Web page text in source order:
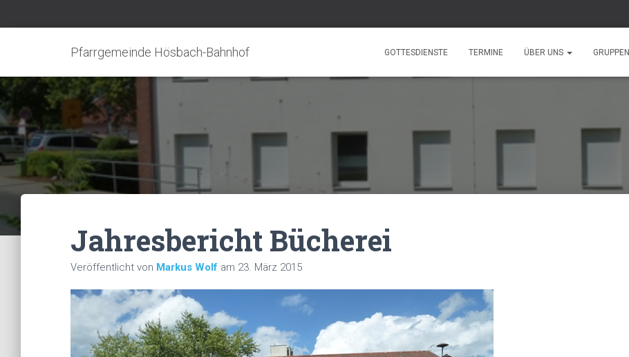
Pfarrgemeinde Hösbach-Bahnhof GOTTESDIENSTE TERMINE ÜBER UNS GRUPPEN
Jahresbericht Bücherei
Veröffentlicht von Markus Wolf am 23. März 2015